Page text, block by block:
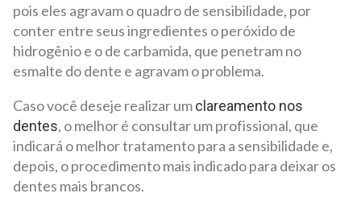
pois eles agravam o quadro de sensibilidade, por
conter entre seus ingredientes o peróxido de
hidrogênio e o de carbamida, que penetram no
esmalte do dente e agravam o problema.
Caso você deseje realizar umclareamento nos
dentes, o melhor é consultar um profissional, que
indicará o melhor tratamento para a sensibilidade e,
depois, o procedimento mais indicado para deixar os
dentes mais brancos.